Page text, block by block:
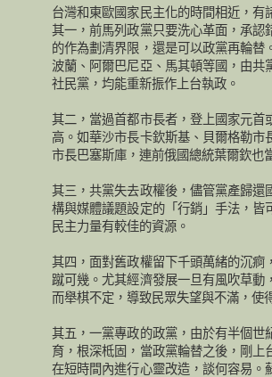
台灣和東歐國家民主化的時間相近，有
其一，前馬列政黨只要洗心革面，承認
的作為劃清界限，還是可以政黨再輪替
波蘭、阿爾巴尼亞、馬其頓等國，由共
社民黨，均能重新振作上台執政。
其二，當過首都市長者，登上國家元首
高。如華沙市長卡欽斯基、貝爾格勒市
市長巴塞斯庫，連前俄國總統葉爾欽也
其三，共黨失去政權後，儘管黨產歸還
構與媒體議題設定的「行銷」手法，皆
民主力量有較佳的資源。
其四，面對舊政權留下千頭萬緒的沉痾
蹴可幾。尤其經濟發展一旦有風吹草動
而舉棋不定，導致民眾失望與不滿，使
其五，一黨專政的政黨，由於有半個世
育，根深柢固，當政黨輪替之後，剛上
在短時間內進行心靈改造，談何容易。